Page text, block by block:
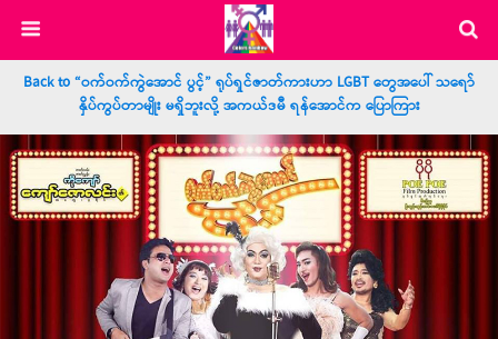
Back to “ဝက်ဝက်ကွဲအောင် ပွင့်” ရုပ်ရှင်ဇာတ်ကားဟာ LGBT တွေအပေါ် သရော်
နှိပ်ကွပ်တာမျိုး မရှိဘူးလို့ အကယ်ဒမီ ရန်အောင်က ပြောကြား